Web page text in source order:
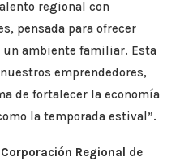
regional con
pensada para ofrecer
ambiente familiar. Esta
emprendedores,
de fortalecer la economía
la temporada estival”.
Regional de